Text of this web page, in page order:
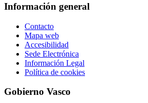
Información general
Contacto
Mapa web
Accesibilidad
Sede Electrónica
Información Legal
Política de cookies
Gobierno Vasco